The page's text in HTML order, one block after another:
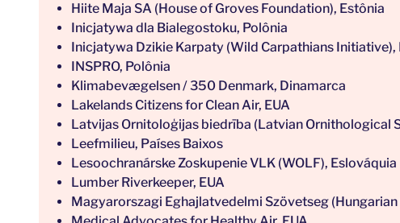
Hiite Maja SA (House of Groves Foundation), Estônia
Inicjatywa dla Bialegostoku, Polônia
Inicjatywa Dzikie Karpaty (Wild Carpathians Initiative),
INSPRO, Polônia
Klimabevægelsen / 350 Denmark, Dinamarca
Lakelands Citizens for Clean Air, EUA
Latvijas Ornitoloģijas biedrība (Latvian Ornithological
Leefmilieu, Países Baixos
Lesoochranárske Zoskupenie VLK (WOLF), Eslováquia
Lumber Riverkeeper, EUA
Magyarorszagi Eghajlatvedelmi Szövetseg